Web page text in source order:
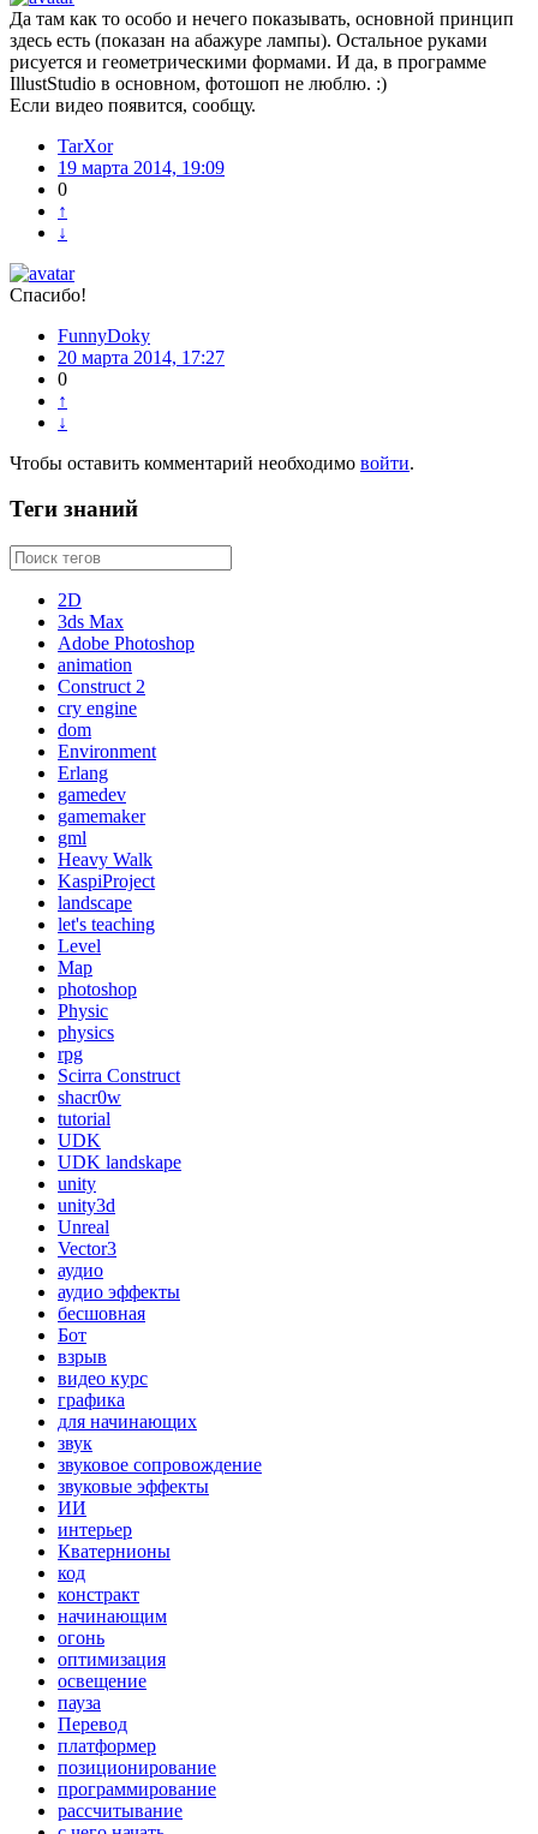
Да там как то особо и нечего показывать, основной принцип
здесь есть (показан на абажуре лампы). Остальное руками
рисуется и геометрическими формами. И да, в программе
IllustStudio в основном, фотошоп не люблю. :)
Если видео появится, сообщу.
TarXor
19 марта 2014, 19:09
0
↑
↓
Спасибо!
FunnyDoky
20 марта 2014, 17:27
0
↑
↓
Чтобы оставить комментарий необходимо войти.
Теги знаний
2D
3ds Max
Adobe Photoshop
animation
Construct 2
cry engine
dom
Environment
Erlang
gamedev
gamemaker
gml
Heavy Walk
KaspiProject
landscape
let's teaching
Level
Map
photoshop
Physic
physics
rpg
Scirra Construct
shacr0w
tutorial
UDK
UDK landskape
unity
unity3d
Unreal
Vector3
аудио
аудио эффекты
бесшовная
Бот
взрыв
видео курс
графика
для начинающих
звук
звуковое сопровождение
звуковые эффекты
ИИ
интерьер
Кватернионы
код
констракт
начинающим
огонь
оптимизация
освещение
пауза
Перевод
платформер
позиционирование
программирование
рассчитывание